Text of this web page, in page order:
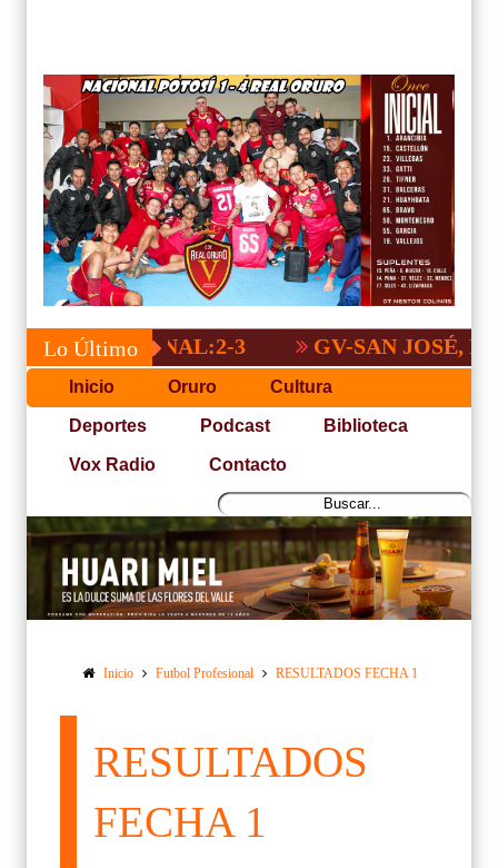
Lo Último
NACIONAL:2-3 GV-SAN JOSÉ, NO
Inicio Oruro Cultura
Deportes Podcast Biblioteca
Vox Radio Contacto
Inicio Futbol Profesional RESULTADOS FECHA 1
RESULTADOS
FECHA 1